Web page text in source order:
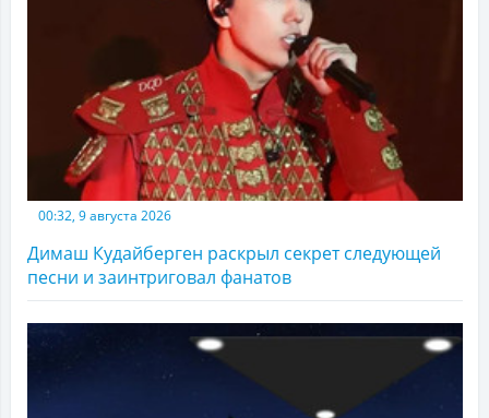
00:32, 9 августа 2026
Димаш Кудайберген раскрыл секрет следующей
песни и заинтриговал фанатов